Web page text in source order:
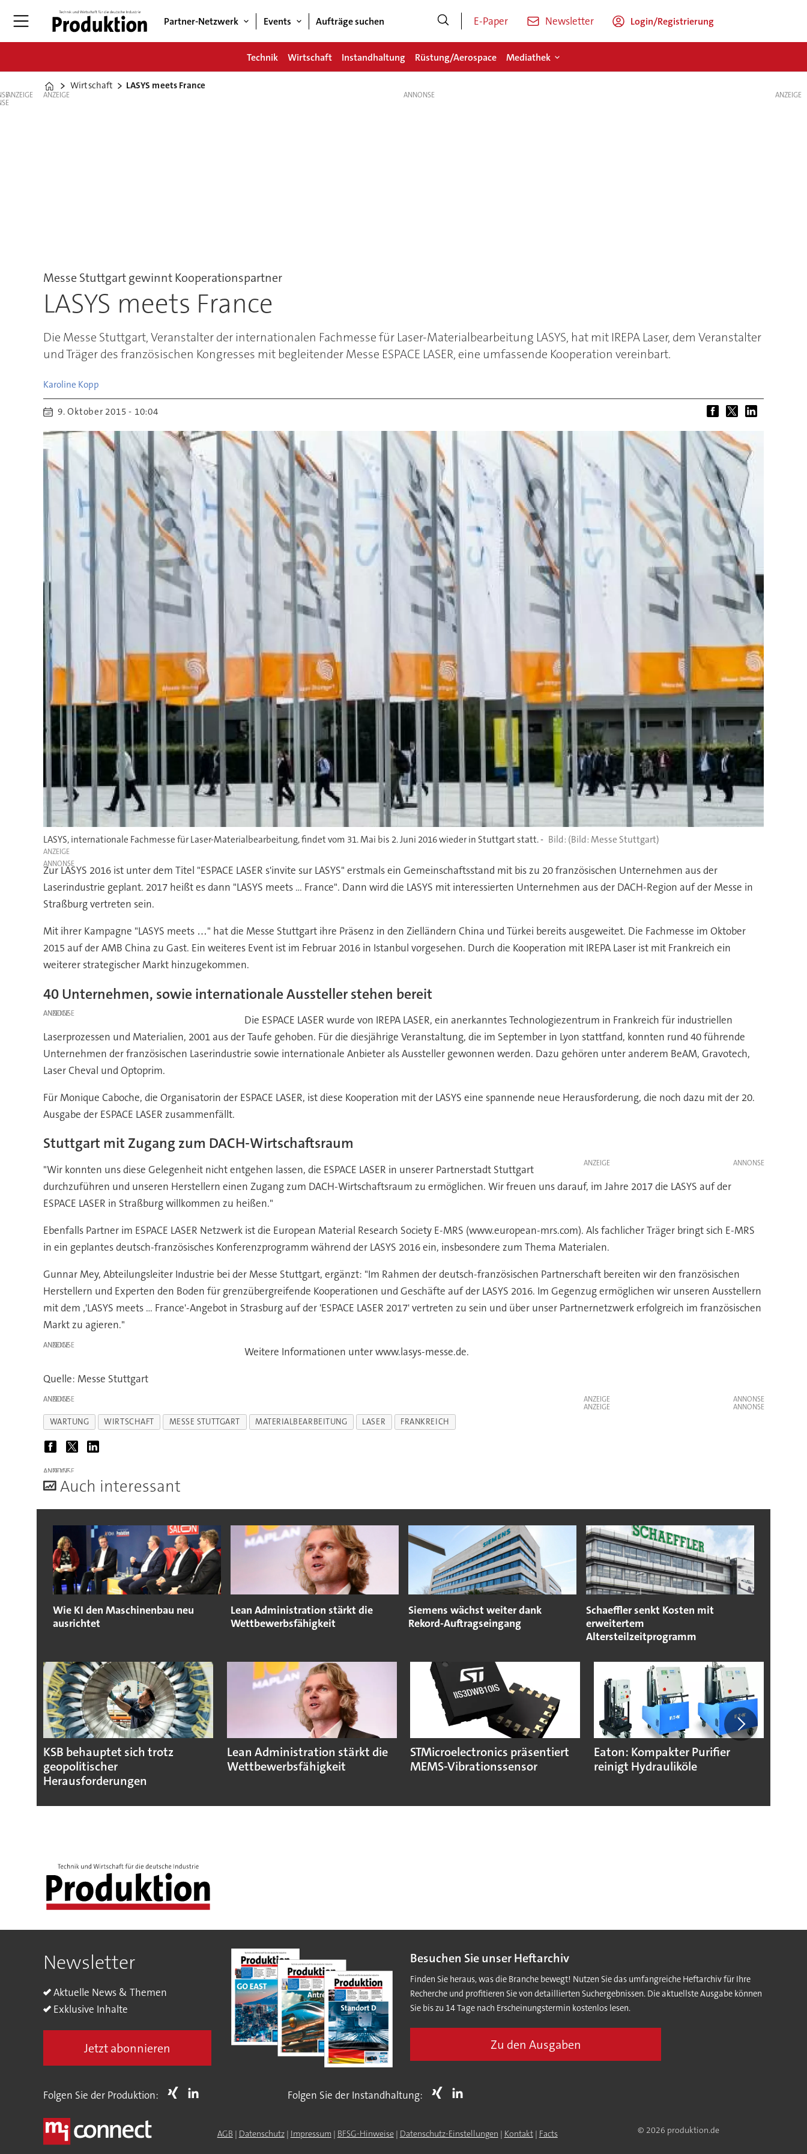
Partner-Netzwerk Events Aufträge suchen E-Paper Newsletter Login/Registrierung
Technik Wirtschaft Instandhaltung Rüstung/Aerospace Mediathek
Home
Wirtschaft LASYS meets France
ANZEIGE ANZEIGE
Messe Stuttgart gewinnt Kooperationspartner
LASYS meets France
Die Messe Stuttgart, Veranstalter der internationalen Fachmesse für Laser-Materialbearbeitung LASYS, hat mit IREPA Laser, dem Veranstalter
und Träger des französischen Kongresses mit begleitender Messe ESPACE LASER, eine umfassende Kooperation vereinbart.
Karoline Kopp
9. Oktober 2015 - 10:04
LASYS, internationale Fachmesse für Laser-Materialbearbeitung, findet vom 31. Mai bis 2. Juni 2016 wieder in Stuttgart statt. - (Bild: Messe Stuttgart)
ANZEIGE
Zur LASYS 2016 ist unter dem Titel "ESPACE LASER s'invite sur LASYS" erstmals ein Gemeinschaftsstand mit bis zu 20 französischen Unternehmen aus der
Laserindustrie geplant. 2017 heißt es dann "LASYS meets ... France". Dann wird die LASYS mit interessierten Unternehmen aus der DACH-Region auf der Messe in
Straßburg vertreten sein.
Mit ihrer Kampagne "LASYS meets …" hat die Messe Stuttgart ihre Präsenz in den Zielländern China und Türkei bereits ausgeweitet. Die Fachmesse im Oktober
2015 auf der AMB China zu Gast. Ein weiteres Event ist im Februar 2016 in Istanbul vorgesehen. Durch die Kooperation mit IREPA Laser ist mit Frankreich ein
weiterer strategischer Markt hinzugekommen.
40 Unternehmen, sowie internationale Aussteller stehen bereit
ANZEIGE
Die ESPACE LASER wurde von IREPA LASER, ein anerkanntes Technologiezentrum in Frankreich für industriellen
Laserprozessen und Materialien, 2001 aus der Taufe gehoben. Für die diesjährige Veranstaltung, die im September in Lyon stattfand, konnten rund 40 führende
Unternehmen der französischen Laserindustrie sowie internationale Anbieter als Aussteller gewonnen werden. Dazu gehören unter anderem BeAM, Gravotech,
Laser Cheval und Optoprim.
Für Monique Caboche, die Organisatorin der ESPACE LASER, ist diese Kooperation mit der LASYS eine spannende neue Herausforderung, die noch dazu mit der 20.
Ausgabe der ESPACE LASER zusammenfällt.
Stuttgart mit Zugang zum DACH-Wirtschaftsraum
ANZEIGE
"Wir konnten uns diese Gelegenheit nicht entgehen lassen, die ESPACE LASER in unserer Partnerstadt Stuttgart
durchzuführen und unseren Herstellern einen Zugang zum DACH-Wirtschaftsraum zu ermöglichen. Wir freuen uns darauf, im Jahre 2017 die LASYS auf der
ESPACE LASER in Straßburg willkommen zu heißen."
Ebenfalls Partner im ESPACE LASER Netzwerk ist die European Material Research Society E-MRS (www.european-mrs.com). Als fachlicher Träger bringt sich E-MRS
in ein geplantes deutsch-französisches Konferenzprogramm während der LASYS 2016 ein, insbesondere zum Thema Materialen.
Gunnar Mey, Abteilungsleiter Industrie bei der Messe Stuttgart, ergänzt: "Im Rahmen der deutsch-französischen Partnerschaft bereiten wir den französischen
Herstellern und Experten den Boden für grenzübergreifende Kooperationen und Geschäfte auf der LASYS 2016. Im Gegenzug ermöglichen wir unseren Ausstellern
mit dem ‚'LASYS meets ... France'-Angebot in Strasburg auf der 'ESPACE LASER 2017' vertreten zu sein und über unser Partnernetzwerk erfolgreich im französischen
Markt zu agieren."
ANZEIGE Weitere Informationen unter www.lasys-messe.de.
Quelle: Messe Stuttgart
ANZEIGE
ANZEIGE
ANZEIGE
WARTUNG WIRTSCHAFT MESSE STUTTGART MATERIALBEARBEITUNG LASER FRANKREICH
ANZEIGE
Auch interessant
Wie KI den Maschinenbau neu
ausrichtet
Lean Administration stärkt die
Wettbewerbsfähigkeit
Siemens wächst weiter dank
Rekord-Auftragseingang
Schaeffler senkt Kosten mit
erweitertem
Altersteilzeitprogramm
KSB behauptet sich trotz
geopolitischer
Herausforderungen
Lean Administration stärkt die
Wettbewerbsfähigkeit
STMicroelectronics präsentiert
MEMS-Vibrationssensor
Eaton: Kompakter Purifier
reinigt Hydrauliköle
ANZEIGE
Newsletter
Aktuelle News & Themen
Exklusive Inhalte
Jetzt abonnieren
Besuchen Sie unser Heftarchiv
Finden Sie heraus, was die Branche bewegt! Nutzen Sie das umfangreiche Heftarchiv für Ihre
Recherche und profitieren Sie von detaillierten Suchergebnissen. Die aktuellste Ausgabe können
Sie bis zu 14 Tage nach Erscheinungstermin kostenlos lesen.
Zu den Ausgaben
Folgen Sie der Produktion: Folgen Sie der Instandhaltung:
AGB | Datenschutz| Impressum | BFSG-Hinweise| Datenschutz-Einstellungen | Kontakt| Facts © 2026 produktion.de